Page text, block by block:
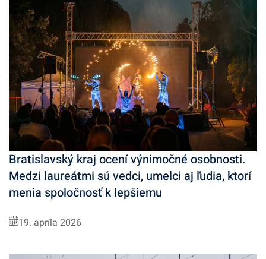
Bratislavský kraj ocení výnimočné osobnosti.
Medzi laureátmi sú vedci, umelci aj ľudia, ktorí
menia spoločnosť k lepšiemu
19. apríla 2026